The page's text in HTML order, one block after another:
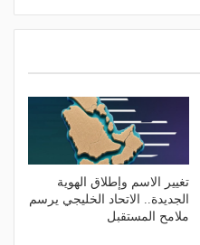
تغيير الاسم وإطلاق الهوية
الجديدة.. الاتحاد الخليجي يرسم
ملامح المستقبل